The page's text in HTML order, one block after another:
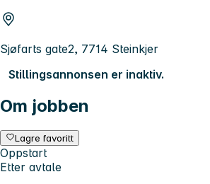
Sjøfarts gate2, 7714 Steinkjer
Stillingsannonsen er inaktiv.
Om jobben
Lagre favoritt
Oppstart
Etter avtale